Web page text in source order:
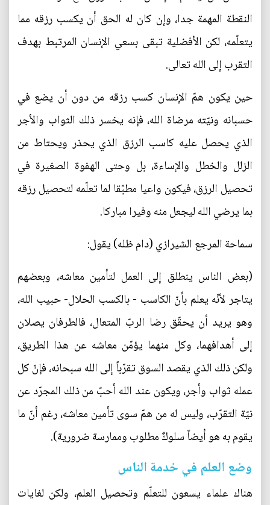
النقطة المهمة جدا، وإن كان له الحق أن يكسب رزقه مما
يتعلّمه، لكن الأفضلية تبقى بسعي الإنسان المرتبط بهدف
التقرب إلى الله تعالى.
حين يكون همّ الإنسان كسب رزقه من دون أن يضع في
حسبانه ونيّته مرضاة الله، فإنه يخسر ذلك الثواب والأجر
الذي يحصل عليه كاسب الرزق الذي يحذر ويحتاط من
الزلل والخطل والإساءة، بل وحتى الهفوة الصغيرة في
تحصيل الرزق، فيكون واعيا مطبّقا لما تعلّمه لتحصيل رزقه
بما يرضي الله ليجعل منه وفيرا مباركا.
سماحة المرجع الشيرازي (دام ظله) يقول:
(بعض الناس ينطلق إلى العمل لتأمين معاشه، وبعضهم
يتاجر لأنّه يعلم بأنّ الكاسب - بالكسب الحلال- حبيب الله،
وهو يريد أن يحقّق رضا الربّ المتعال، فالطرفان يصلان
إلى أهدافهما، وكل منهما يؤمّن معاشه عن هذا الطريق،
ولكن ذلك الذي يقصد السوق تقرّباً إلى الله سبحانه، فإنّ كل
عمله ثواب وأجر، ويكون عند الله أحبّ من ذلك المجرّد عن
نيّة التقرّب، وليس له من همّ سوى تأمين معاشه، رغم أنّ ما
يقوم به هو أيضاً سلوكٌ مطلوب وممارسة ضرورية).
وضع العلم في خدمة الناس
هناك علماء يسعون للتعلّم وتحصيل العلم، ولكن لغايات